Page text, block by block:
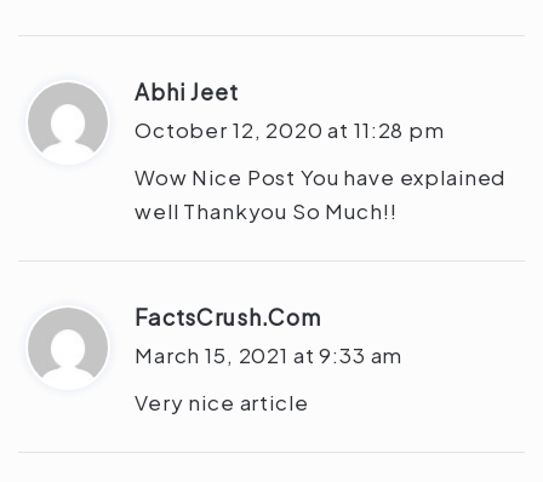
:
Abhi Jeet
a
s
October 12, 2020 at 11:28 pm
Wow Nice Post You have explained
well Thankyou So Much!!
FactsCrush.Com
a
:
March 15, 2021 at 9:33 am
Very nice article